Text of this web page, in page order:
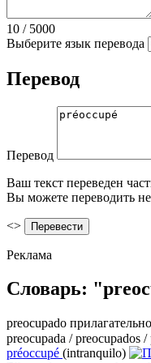
10 / 5000
Выберите язык перевода
Перевод
Перевод
Ваш текст переведен
Вы можете переводить
<>
Реклама
Словарь:
preocupado
preocupada / preocupados /
préoccupé (intranquilo)